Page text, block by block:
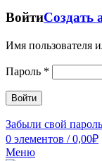
ВойтиСоздать
Имя пользователя
Пароль *
Войти
Забыли свой
0 элементов / 0,00₽
Меню